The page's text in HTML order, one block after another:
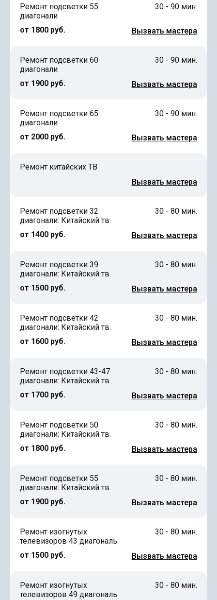
Ремонт подсветки 55
диагонали
от 1800 руб.
30 - 90 мин.
Вызвать мастера
Ремонт подсветки 60
диагонали
от 1900 руб.
30 - 90 мин.
Вызвать мастера
Ремонт подсветки 65
диагонали
от 2000 руб.
30 - 90 мин.
Вызвать мастера
Ремонт китайских ТВ
Вызвать мастера
Ремонт подсветки 32
диагонали: Китайский тв.
от 1400 руб.
30 - 80 мин.
Вызвать мастера
Ремонт подсветки 39
диагонали: Китайский тв.
от 1500 руб.
30 - 80 мин.
Вызвать мастера
Ремонт подсветки 42
диагонали: Китайский тв.
от 1600 руб.
30 - 80 мин.
Вызвать мастера
Ремонт подсветки 43-47
диагонали: Китайский тв.
от 1700 руб.
30 - 80 мин.
Вызвать мастера
Ремонт подсветки 50
диагонали: Китайский тв.
от 1800 руб.
30 - 80 мин.
Вызвать мастера
Ремонт подсветки 55
диагонали: Китайский тв.
от 1900 руб.
30 - 80 мин.
Вызвать мастера
Ремонт изогнутых
телевизоров 43 диагональ
от 1500 руб.
30 - 80 мин.
Вызвать мастера
Ремонт изогнутых
телевизоров 49 диагональ
30 - 80 мин.